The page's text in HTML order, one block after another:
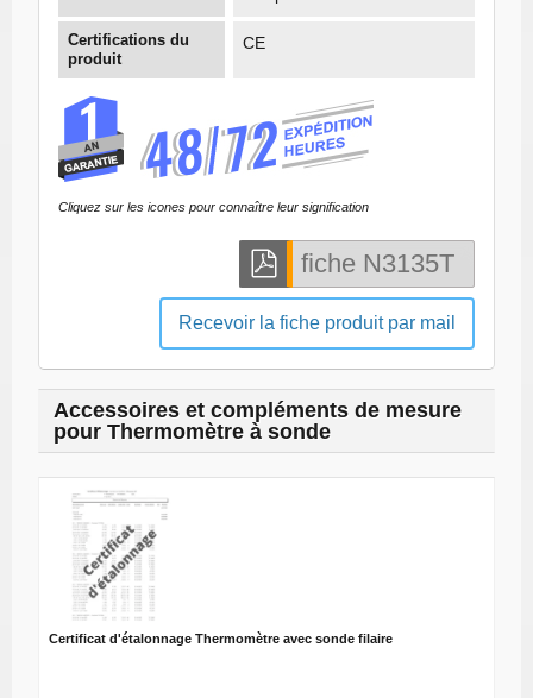
Certifications du
produit
CE
Cliquez sur les icones pour connaître leur signification
Recevoir la fiche produit par mail
Accessoires et compléments de mesure
pour Thermomètre à sonde
Certificat d'étalonnage Thermomètre avec sonde filaire